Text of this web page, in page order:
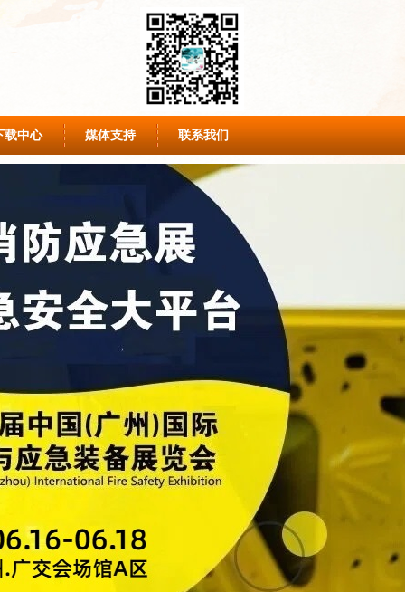
载中心 媒体支持 联系我们